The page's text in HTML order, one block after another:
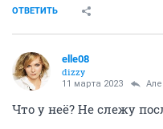
ОТВЕТИТЬ
elle08
dizzy
11 марта 2023
Что у неё? Не слежу